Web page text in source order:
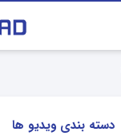
دسته بندی ویدیو ها